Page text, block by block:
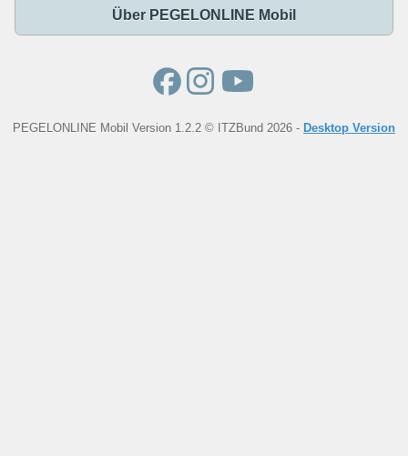
Über PEGELONLINE Mobil
PEGELONLINE Mobil Version 1.2.2 © ITZBund 2026 - Desktop Version